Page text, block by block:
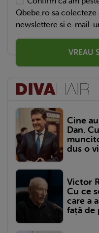
Qbebe.ro sa colecteze
newslettere si e-mail-
VREAU
Cine
Dan.
dus o
Victor
Cu ce
care a
față de